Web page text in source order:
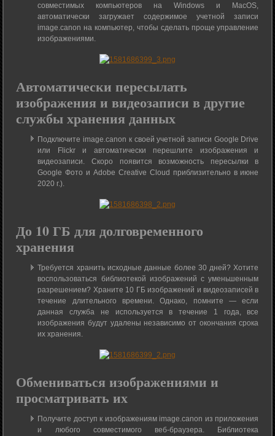
совместимых компьютеров на Windows и MacOS,
автоматически загружает содержимое учетной записи
image.canon на компьютер, чтобы сделать проще управление
изображениями.
Автоматически пересылать
изображения и видеозаписи в другие
службы хранения данных
Подключите image.canon к своей учетной записи Google Drive
или Flickr и автоматически перешлите изображения и
видеозаписи. Скоро появится возможность пересылки в
Google Фото и Adobe Creative Cloud приблизительно в июне
2020 г.).
До 10 ГБ для долговременного
хранения
Требуется хранить исходные данные более 30 дней? Хотите
воспользоваться библиотекой изображений с уменьшенным
разрешением? Храните 10 ГБ изображений и видеозаписей в
течение длительного времени. Однако, помните — если
данная служба не используется в течение 1 года, все
изображения будут удалены независимо от окончания срока
их хранения.
Обмениваться изображениями и
просматривать их
Получите доступ к изображениям image.canon из приложения
и любого совместимого веб-браузера. Библиотека